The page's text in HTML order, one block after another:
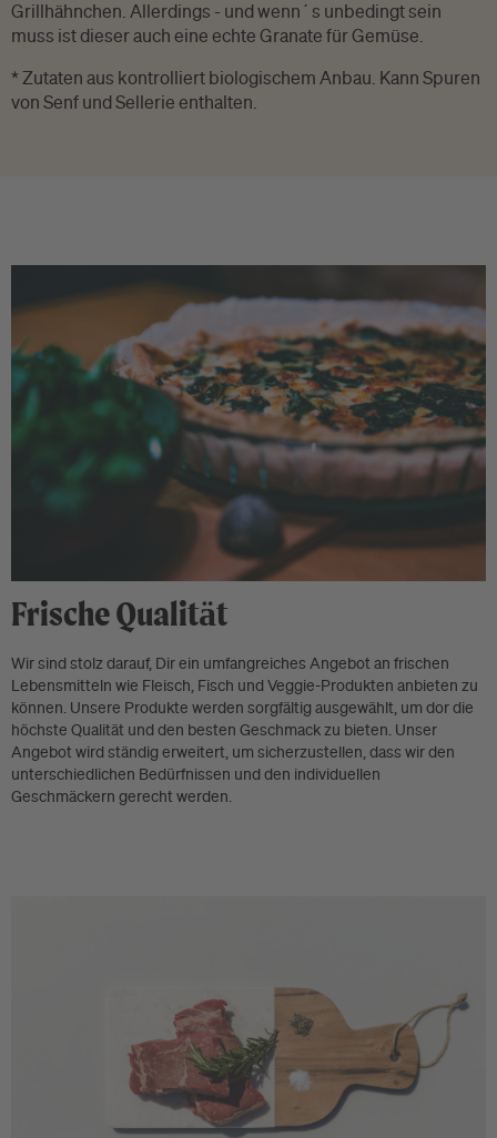
Grillhähnchen. Allerdings - und wenn´s unbedingt sein
muss ist dieser auch eine echte Granate für Gemüse.
* Zutaten aus kontrolliert biologischem Anbau. Kann Spuren
von Senf und Sellerie enthalten.
Frische Qualität
Wir sind stolz darauf, Dir ein umfangreiches Angebot an frischen
Lebensmitteln wie Fleisch, Fisch und Veggie-Produkten anbieten zu
können. Unsere Produkte werden sorgfältig ausgewählt, um dor die
höchste Qualität und den besten Geschmack zu bieten. Unser
Angebot wird ständig erweitert, um sicherzustellen, dass wir den
unterschiedlichen Bedürfnissen und den individuellen
Geschmäckern gerecht werden.